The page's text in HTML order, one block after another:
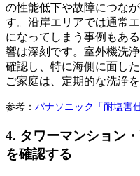
の性能低下や故障につな
す。沿岸エリアでは通常
になってしまう事例もあ
響は深刻です。室外機洗
確認し、特に海側に面し
ご家庭は、定期的な洗浄
参考： パナソニック「耐塩害
4. タワーマンション
を確認する